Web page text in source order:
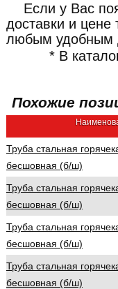
Если у Вас
доставки и
любым удобным
* В
Похожие
Труба стальная
бесшовная (б/ш)
Труба стальная
бесшовная (б/ш)
Труба стальная
бесшовная (б/ш)
Труба стальная
бесшовная (б/ш)